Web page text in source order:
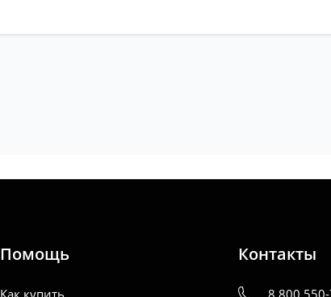
Помощь
Как купить
Контакты
8 800